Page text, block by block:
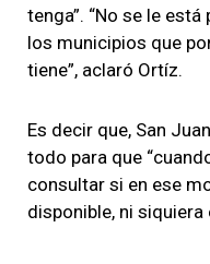
tenga”. “No se le
los municipios que
tiene”, aclaró Ortíz.
Es decir que, San
todo para que
consultar si en ese
disponible, ni siquiera